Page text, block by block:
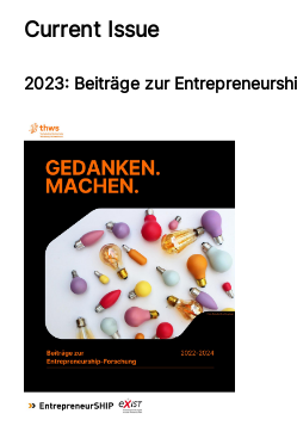
Current Issue
2023: Beiträge zur